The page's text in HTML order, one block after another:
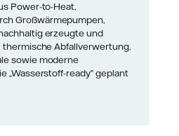
Power-to-Heat,
Großwärmepumpen,
erzeugte und
thermische Abfallverwertung,
sowie moderne
„Wasserstoff-ready” geplant